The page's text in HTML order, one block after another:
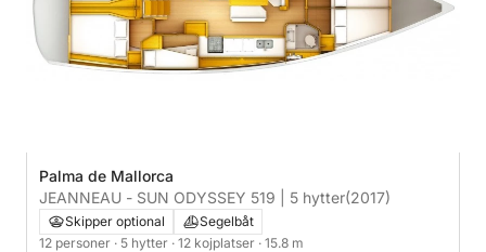
Palma de Mallorca
JEANNEAU - SUN ODYSSEY 519 | 5 hytter(2017)
Skipper optional
Segelbåt
12 personer · 5 hytter · 12 kojplatser · 15.8 m